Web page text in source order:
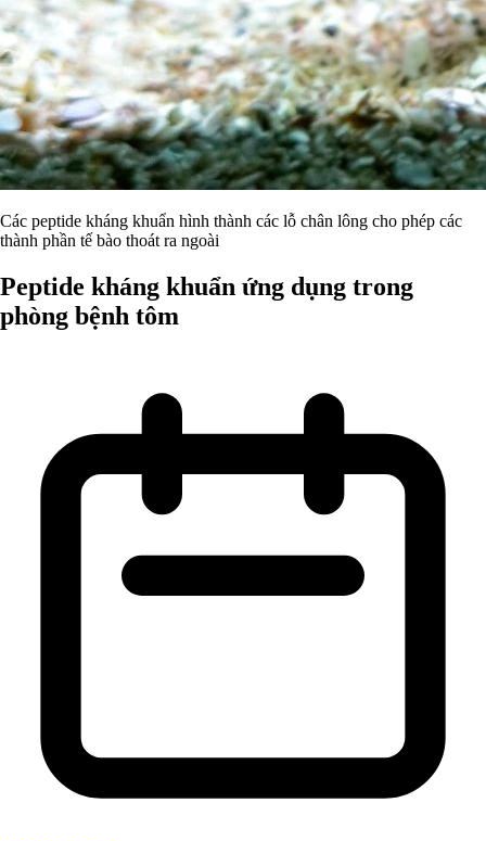
Các peptide kháng khuẩn hình thành các lỗ chân lông cho phép các
thành phần tế bào thoát ra ngoài
Peptide kháng khuẩn ứng dụng trong
phòng bệnh tôm